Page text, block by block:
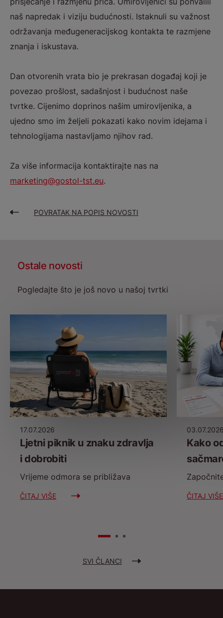
naš napredak i viziju budućnosti. Istaknuli su važnost
održavanja međugeneracijskog kontakta te razmjene
znanja i iskustava.
Dan otvorenih vrata bio je prekrasan događaj koji je
povezao prošlost, sadašnjost i budućnost naše
tvrtke. Cijenimo doprinos našim umirovljenika, a
ujedno smo im željeli pokazati kako novim idejama i
tehnologijama nastavljamo njihov rad.
Za više informacija kontaktirajte nas na
marketing@gostol-tst.eu.
POVRATAK NA POPIS NOVOSTI
Ostale novosti
Pogledajte što je još novo u našoj tvrtki
17.07.2026
Ljetni piknik u znaku zdravlja
i dobrobiti
Vrijeme odmora se približava
ČITAJ VIŠE
Kako
ČITAJ VIŠE
SVI ČLANCI